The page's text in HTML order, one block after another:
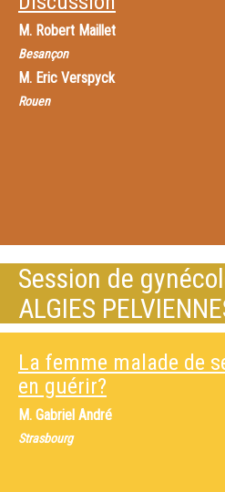
M. Robert Maillet
Besançon
M. Eric Verspyck
Rouen
Session de
ALGIES
La femme malade de
en guérir?
M. Gabriel André
Strasbourg